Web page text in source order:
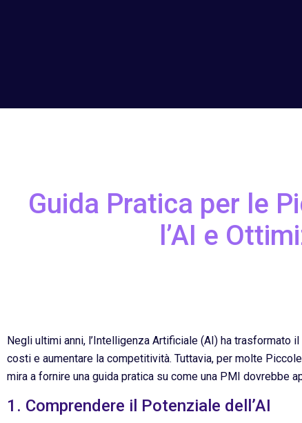
Guida Pratica per le
l’AI e
Negli ultimi anni, l’Intelligenza Artificiale (AI) ha trasformato
costi e aumentare la competitività. Tuttavia, per molte
mira a fornire una guida pratica su come una PMI dovrebbe
1. Comprendere il Potenziale dell’AI